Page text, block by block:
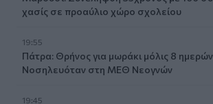
χασίς σε προαύλιο χώρο σχολείου
19:55
Πάτρα: Θρήνος για μωράκι μόλις 8
Νοσηλευόταν στη ΜΕΘ Νεογνών
19:45